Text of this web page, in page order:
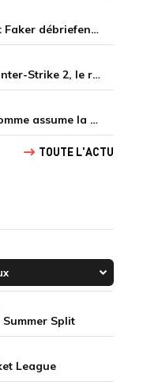
« La confiance est de retour » Tom et Faker débriefent la victoire convaincante de T1 face à Dplus KIA
Gentle Mates acte son retrait de Counter-Strike 2, le roster ibérique libéré
« Je nous ai fait perdre ce match » Homme assume la responsabilité de la défaite de HLE face à Gen.G
TOUTE L'ACTU
Split
League